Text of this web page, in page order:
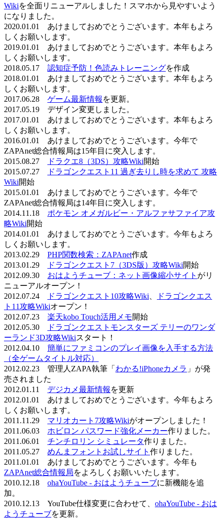
Wikiを全面リニューアルしました！スマホから見やすいよう
になりました。
2020.01.01 あけましておめでとうございます。本年もよろ
しくお願いします。
2019.01.01 あけましておめでとうございます。本年もよろ
しくお願いします。
2018.05.17 認知症予防！色読みトレーニングを作成
2018.01.01 あけましておめでとうございます。本年もよろ
しくお願いします。
2017.06.28 ゲーム最新情報 を更新。
2017.05.19 デザイン変更しました。
2017.01.01 あけましておめでとうございます。本年もよろ
しくお願いします。
2016.01.01 あけましておめでとうございます。今年で
ZAPAnet総合情報局は15年目に突入します。
2015.08.27
ドラクエ8（3DS）攻略Wiki開始
2015.07.27
ドラゴンクエスト11 過ぎ去りし時を求めて 攻略
Wiki開始
2015.01.01 あけましておめでとうございます。今年で
ZAPAnet総合情報局は14年目に突入します。
2014.11.18 ポケモン オメガルビー・アルファサファイア攻
略Wiki開始
2014.01.01 あけましておめでとうございます。今年もよろ
しくお願いします。
2013.02.29 PHP関数検索：ZAPAnet作成
2013.01.29
ドラゴンクエスト7（3DS版）攻略Wiki開始
2012.09.30 おはようチューブ：ネット画像縮小サイト がリ
ニューアルオープン！
2012.07.24
ドラゴンクエスト10攻略Wiki
ドラゴンクエス
ト11攻略Wikiオープン！
2012.07.23 楽天kobo Touch活用メモ開始
2012.05.30
ドラゴンクエストモンスターズ テリーのワンダ
ーランド3D攻略Wikiスタート！
2012.04.10 簡単にファミコンのプレイ画像を入手する方法
（全ゲームタイトル対応）
2012.02.23 管理人ZAPA執筆「 わかる!iPhoneカメラ 」が発
売されました
2012.01.11 デジカメ最新情報 を更新
2012.01.01 あけましておめでとうございます。今年もよろ
しくお願いします。
2011.11.29 マリオカート7攻略Wikiがオープンしました！
2011.06.03 ホビロン パスワード強化メーカー作りました。
2011.06.01 チンチロリン シミュレータ作りました。
2011.05.27 めんまフォントお試しサイト 作りました。
2011.01.01 あけましておめでとうございます。今年も
ZAPAnet総合情報局をよろしくお願いいたします。
2010.12.18 ohaYouTube - おはようチューブに新機能を追
加。
2010.12.13 YouTube仕様変更に合わせて、 ohaYouTube - おは
ようチューブを更新。